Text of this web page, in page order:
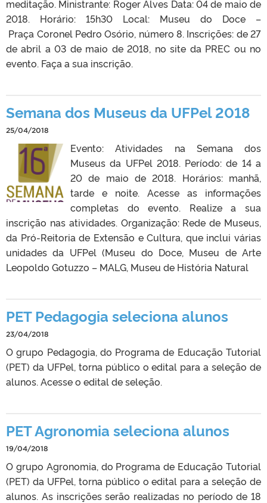
meditação. Ministrante: Roger Alves Data: 04 de maio de
2018. Horário: 15h30 Local: Museu do Doce –
Praça Coronel Pedro Osório, número 8. Inscrições: de 27
de abril a 03 de maio de 2018, no site da PREC ou no
evento. Faça a sua inscrição.
Semana dos Museus da UFPel 2018
25/04/2018
Evento: Atividades na Semana dos
Museus da UFPel 2018. Período: de 14 a
20 de maio de 2018. Horários: manhã,
tarde e noite. Acesse as informações
completas do evento. Realize a sua
inscrição nas atividades. Organização: Rede de Museus,
da Pró-Reitoria de Extensão e Cultura, que inclui várias
unidades da UFPel (Museu do Doce, Museu de Arte
Leopoldo Gotuzzo – MALG, Museu de História Natural
PET Pedagogia seleciona alunos
23/04/2018
O grupo Pedagogia, do Programa de Educação Tutorial
(PET) da UFPel, torna público o edital para a seleção de
alunos. Acesse o edital de seleção.
PET Agronomia seleciona alunos
19/04/2018
O grupo Agronomia, do Programa de Educação Tutorial
(PET) da UFPel, torna público o edital para a seleção de
alunos. As inscrições serão realizadas no período de 18